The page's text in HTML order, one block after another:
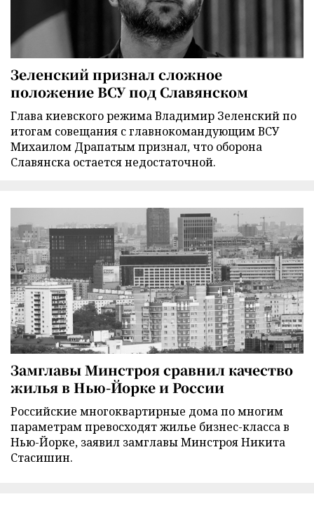
Зеленский признал сложное
положение ВСУ под Славянском
Глава киевского режима Владимир Зеленский по
итогам совещания с главнокомандующим ВСУ
Михаилом Драпатым признал, что оборона
Славянска остается недостаточной.
Замглавы Минстроя сравнил качество
жилья в Нью-Йорке и России
Российские многоквартирные дома по многим
параметрам превосходят жилье бизнес-класса в
Нью-Йорке, заявил замглавы Минстроя Никита
Стасишин.